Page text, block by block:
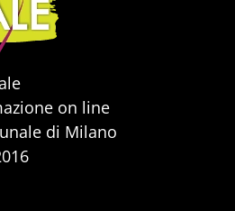
on line
di Milano